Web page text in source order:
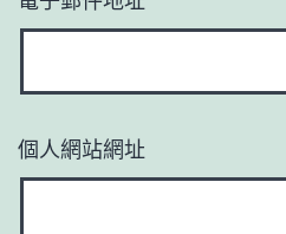
個人網站網址